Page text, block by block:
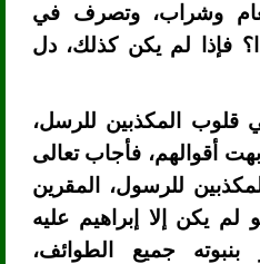
وشراب، وتصرف في
فإذا لم يكن كذلك، دل
قلوب المكذبين للرسل،
أقوالهم، فأجاب تعالى
للرسول، المقرين
لم يكن إلا إبراهيم عليه
جميع الطوائف،